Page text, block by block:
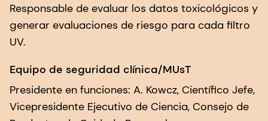
Responsable de evaluar los datos toxicológicos y
generar evaluaciones de riesgo para cada filtro
UV.
Equipo de seguridad clínica/MUsT
Presidente en funciones: A. Kowcz, Científico Jefe,
Vicepresidente Ejecutivo de Ciencia, Consejo de